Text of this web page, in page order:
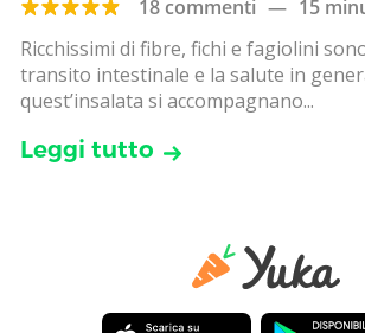
18 commenti — 15
Ricchissimi di fibre, fichi e fagiolini
transito intestinale e la salute in
quest’insalata si accompagnano...
Leggi tutto